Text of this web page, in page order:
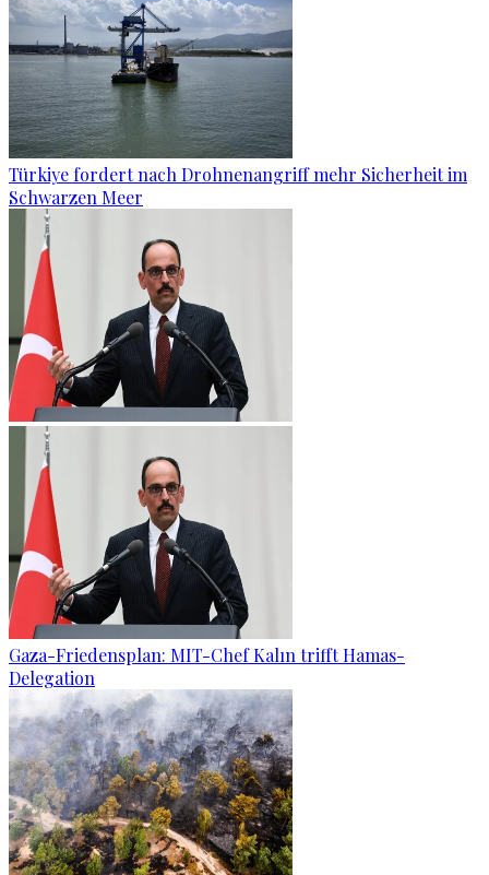
Türkiye fordert nach Drohnenangriff mehr Sicherheit im
Schwarzen Meer
Gaza-Friedensplan: MIT-Chef Kalın trifft Hamas-
Delegation